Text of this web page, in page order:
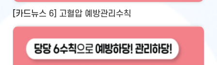
[카드뉴스 6] 고혈압 예방관리수칙